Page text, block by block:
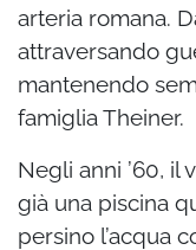
arteria romana.
attraversando
mantenendo
famiglia Theiner.
Negli anni ’60, il
già una piscina
persino l’acqua